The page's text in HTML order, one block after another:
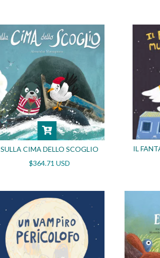
SULLA CIMA DELLO SCOGLIO
$364.71 USD
IL